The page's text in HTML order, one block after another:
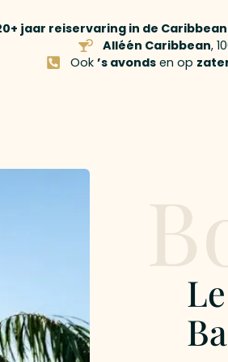
jaar reiservaring in de Caribbean
Alléén Caribbean,
Ook’s avonds en op